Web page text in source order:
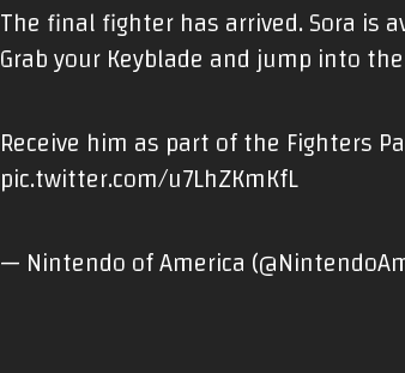
The final fighter has arrived. Sora is
Grab your Keyblade and jump into
Receive him as part of the Fighters
pic.twitter.com/u7LhZKmKfL
— Nintendo of America